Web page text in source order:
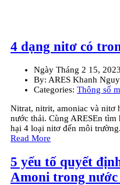
4 dạng nitơ có
Ngày Tháng 2 15, 2023
By: ARES Khanh
Categories: Thông số
Nitrat, nitrit, amoniac và nitơ
nước thải. Cùng ARESEn
hại 4 loại nitơ đến môi trường.
Read More
5 yếu tố quyết
Amoni trong